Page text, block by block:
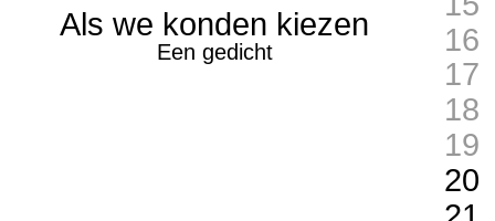
Als we konden kiezen
Een gedicht
16
17
18
19
20